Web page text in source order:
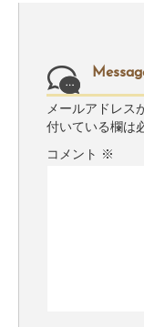
メールアドレス
付いている欄は
コメント ※